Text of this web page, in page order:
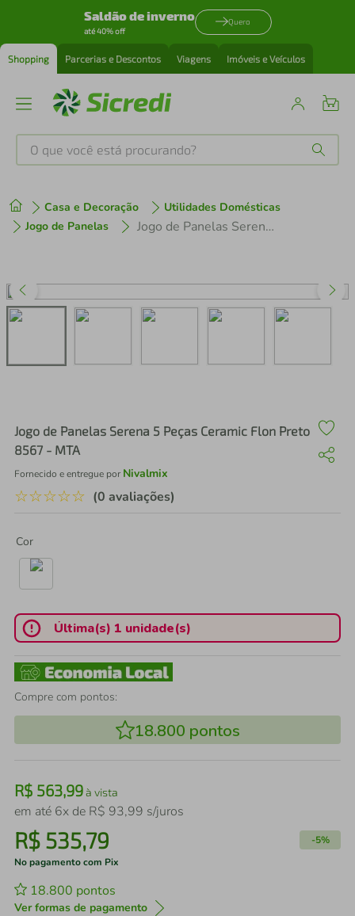
Saldão de inverno
até 40% off
Quero
Shopping Parcerias e Descontos Viagens Imóveis e Veículos
O que você está procurando?
Casa e Decoração
Utilidades Domésticas
Jogo de Panelas
Jogo de Panelas Serena 5 Peças Ceramic Flon Preto 8567 - MTA
Jogo de Panelas Serena 5 Peças Ceramic Flon Preto
8567 - MTA
Fornecido e entregue por Nivalmix
☆☆☆☆☆ (0 avaliações)
Cor
Última(s) 1 unidade(s)
Compre com pontos:
18.800 pontos
R$ 563,99à vista
em até 6x de R$ 93,99 s/juros
R$ 535,79 -5%
No pagamento com Pix
18.800 pontos
Ver formas de pagamento
1º tenis
3º perfume